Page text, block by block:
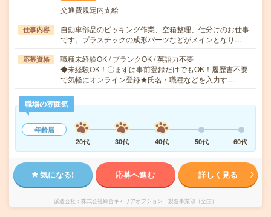
交通費規定内支給
仕事内容
自動車部品のピッキング作業、空箱整理、仕分けのお仕事
です。プラスチックの成形パーツなどがメインとなり…
応募資格
職種未経験OK / ブランクOK / 英語力不要
◆未経験OK！〇まずは事前登録だけでもOK！履歴書不要
で気軽にオンライン登録★氏名・職種などを入力す…
職場の雰囲気
年齢層
20代
30代 40代 50代 60代
気になる! 応募へ進む 詳しく見る
派遣会社 株式会社綜合キャリアオプション 製造事業部（全国）